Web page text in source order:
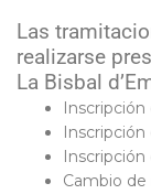
Las
realizarse
La Bisbal
Inscripción
Cambio